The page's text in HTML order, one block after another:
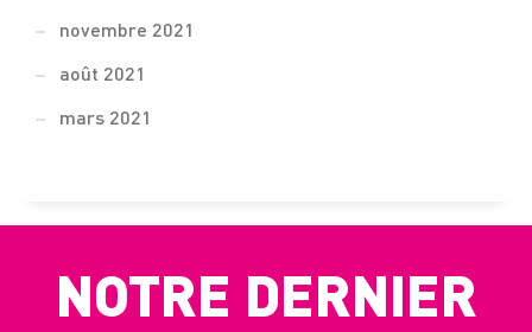
novembre 2021
août 2021
mars 2021
NOTRE DERNIER